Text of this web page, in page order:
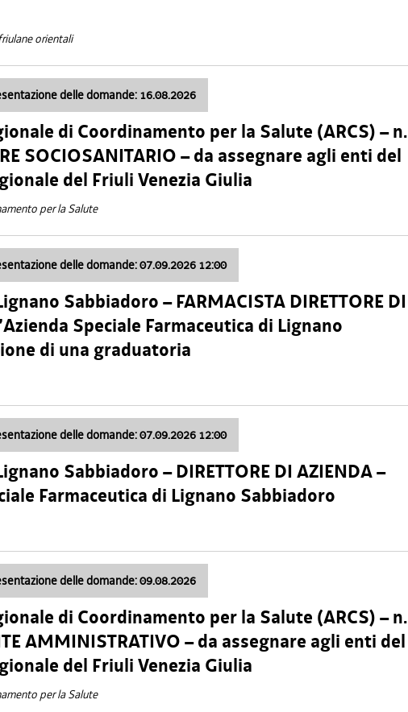
orientali
delle domande: 16.08.2026
di Coordinamento per la Salute (ARCS) – n.
SOCIOSANITARIO – da assegnare agli enti del
del Friuli Venezia Giulia
per la Salute
delle domande: 07.09.2026 12:00
Sabbiadoro – FARMACISTA DIRETTORE DI
Speciale Farmaceutica di Lignano
di una graduatoria
delle domande: 07.09.2026 12:00
Sabbiadoro – DIRETTORE DI AZIENDA –
Farmaceutica di Lignano Sabbiadoro
delle domande: 09.08.2026
di Coordinamento per la Salute (ARCS) – n.
AMMINISTRATIVO – da assegnare agli enti del
del Friuli Venezia Giulia
per la Salute